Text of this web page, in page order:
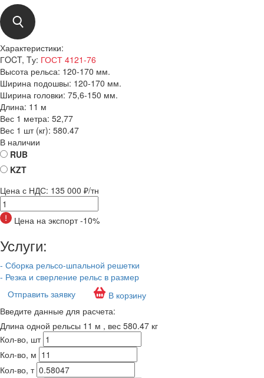
Характеристики:
ГOCT, Tу: ГОСТ 4121-76
Высота рельса: 120-170 мм.
Ширина подошвы: 120-170 мм.
Ширина головки: 75,6-150 мм.
Длина: 11 м
Вес 1 метра: 52,77
Вес 1 шт (кг): 580.47
В наличии
RUB
KZT
Цена с НДС: 135 000 ₽/тн
Цена на экспорт -10%
Услуги:
- Сборка рельсо-шпальной решетки
- Резка и сверление рельс в размер
Отправить заявку
В корзину
Введите данные для расчета:
Длина одной рельсы 11 м , вес 580.47 кг
Кол-во, шт
Кол-во, м
Кол-во, т